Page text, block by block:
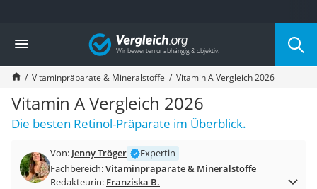
Die beliebtesten Vergleiche nach Kategorie
Drogerie
Inhalator
Haarschneider
Rollator
Braun Rasierer
Katzenklappe (Chip)
Masturbator
Massagepistole
Vergleich
Vitaminpräparate & Mineralstoffe Vitamin A Vergleich 2026
Vitamin A Vergleich 2026
Die besten Retinol-Präparate im Überblick.
Von: Jenny Tröger
Expertin
Fachbereich:Vitaminpräparate & Mineralstoffe
Redakteurin: Franziska B.